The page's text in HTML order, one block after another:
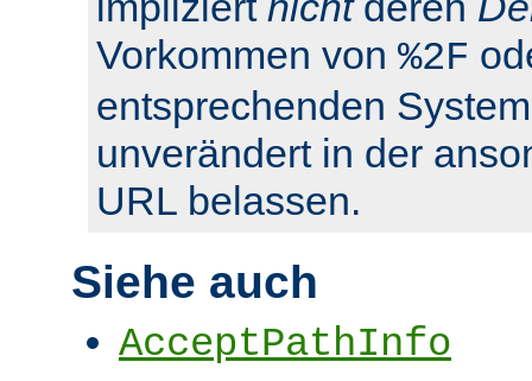
Vorkommen von %2F
entsprechenden
unverändert in der
URL belassen.
Siehe auch
AcceptPathInfo